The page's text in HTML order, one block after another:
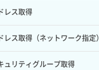
ンを紐づけ解除
ンを紐づけ
取得
レス取得
ス取得（ネットワーク指定）
ュリティグループ取得